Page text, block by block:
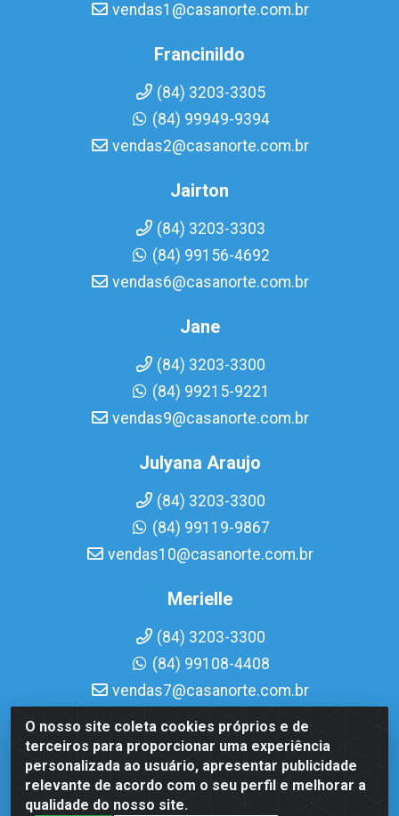
O nosso site coleta cookies próprios e de
terceiros para proporcionar uma experiência
personalizada ao usuário, apresentar publicidade
relevante de acordo com o seu perfil e melhorar a
qualidade do nosso site.
vendas1@casanorte.com.br
Francinildo
(84) 3203-3305
(84) 99949-9394
vendas2@casanorte.com.br
Jairton
(84) 3203-3303
(84) 99156-4692
vendas6@casanorte.com.br
Jane
(84) 3203-3300
(84) 99215-9221
vendas9@casanorte.com.br
Julyana Araujo
(84) 3203-3300
(84) 99119-9867
vendas10@casanorte.com.br
Merielle
(84) 3203-3300
(84) 99108-4408
vendas7@casanorte.com.br
Casa Norte LTDA - Av. Interventor Mário Câmara, 1815 -
Dix-Sept Rosado, Natal/RN - CEP 59054-600 - CNPJ
08.713.513/0001-51